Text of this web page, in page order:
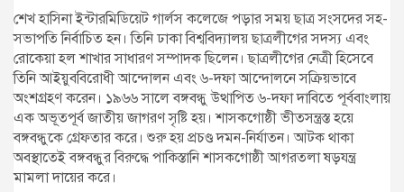
শেখ হাসিনা ইন্টারমিডিয়েট গার্লস কলেজে পড়ার সময় ছাত্র সংসদের সহ-
সভাপতি নির্বাচিত হন। তিনি ঢাকা বিশ্ববিদ্যালয় ছাত্রলীগের সদস্য এবং
রোকেয়া হল শাখার সাধারণ সম্পাদক ছিলেন। ছাত্রলীগের নেত্রী হিসেবে
তিনি আইয়ুববিরোধী আন্দোলন এবং ৬-দফা আন্দোলনে সক্রিয়ভাবে
অংশগ্রহণ করেন। ১৯৬৬ সালে বঙ্গবন্ধু উত্থাপিত ৬-দফা দাবিতে পূর্ববাংলায়
এক অভূতপূর্ব জাতীয় জাগরণ সৃষ্টি হয়। শাসকগোষ্ঠী ভীতসন্ত্রস্ত হয়ে
বঙ্গবন্ধুকে গ্রেফতার করে। শুরু হয় প্রচণ্ড দমন-নির্যাতন। আটক থাকা
অবস্থাতেই বঙ্গবন্ধুর বিরুদ্ধে পাকিস্তানি শাসকগোষ্ঠী আগরতলা ষড়যন্ত্র
মামলা দায়ের করে।